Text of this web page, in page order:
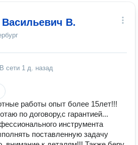
В.
В сети 1 д. назад
работы опыт более 15лет!!!
по договору,с гарантией...
инструмента
поставленную задачу